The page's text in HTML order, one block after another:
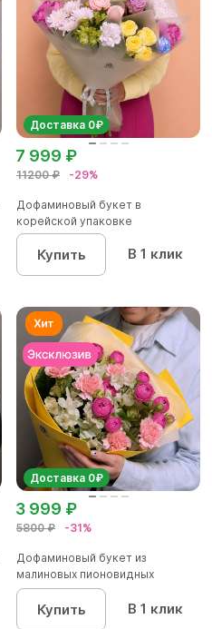
Доставка 0₽
11200 ₽ -29%
7 999 ₽
Дофаминовый букет в
корейской упаковке
Купить В 1 клик
Доставка 0₽
5800 ₽ -31%
3 999 ₽
Дофаминовый букет из
малиновых пионовидных
кустовых роз...
Купить В 1 клик